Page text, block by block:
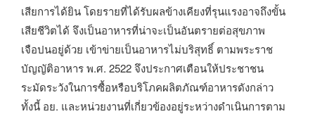
เสียการได้ยิน โดยรายที่ได้รับผลข้างเคียงที่รุนแรงอาจถึงขั้น
เสียชีวิตได้ จึงเป็นอาหารที่น่าจะเป็นอันตรายต่อสุขภาพ
เจือปนอยู่ด้วย เข้าข่ายเป็นอาหารไม่บริสุทธิ์ ตามพระราช
บัญญัติอาหาร พ.ศ. 2522 จึงประกาศเตือนให้ประชาชน
ระมัดระวังในการซื้อหรือบริโภคผลิตภัณฑ์อาหารดังกล่าว
ทั้งนี้ อย. และหน่วยงานที่เกี่ยวข้องอยู่ระหว่างดำเนินการตาม